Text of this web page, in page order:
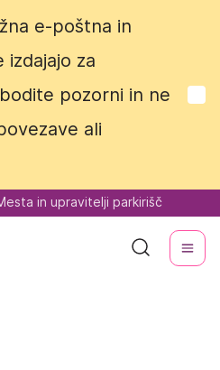
e-poštna in
izdajajo za
pozorni in ne
ali
in upravitelji parkirišč
e-poštna in
izdajajo za
pozorni in ne
ali
in upravitelji parkirišč